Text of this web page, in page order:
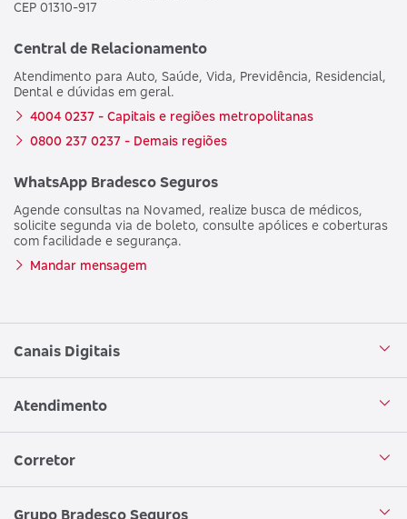
CEP 01310-917
Central de Relacionamento
Atendimento para Auto, Saúde, Vida, Previdência, Residencial,
Dental e dúvidas em geral.
4004 0237 - Capitais e regiões metropolitanas
0800 237 0237 - Demais regiões
WhatsApp Bradesco Seguros
Agende consultas na Novamed, realize busca de médicos,
solicite segunda via de boleto, consulte apólices e coberturas
com facilidade e segurança.
Mandar mensagem
Canais Digitais
Aplicativo Bradesco Seguros
WhatsApp
Atendimento
Central de Atendimento
Corretor
Seja um corretor
Grupo Bradesco Seguros